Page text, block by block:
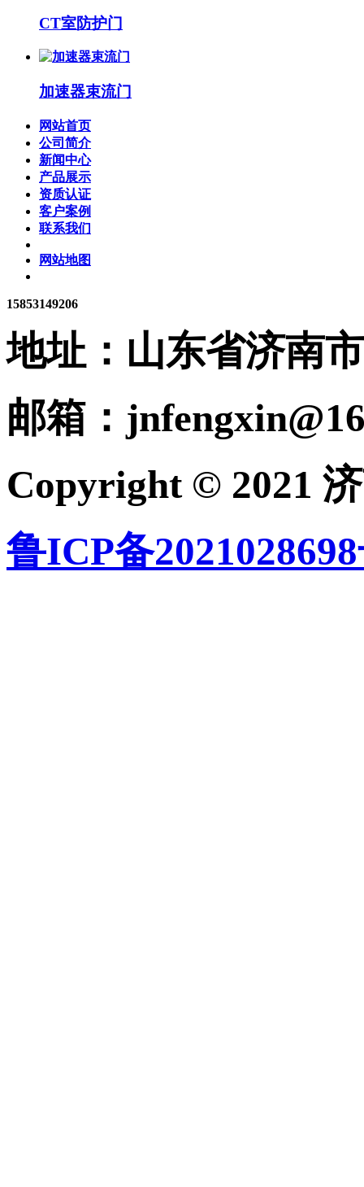
CT室防护门
加速器束流门
网站首页
公司简介
新闻中心
产品展示
资质认证
客户案例
联系我们
网站地图
15853149206
地址： 山东省济南
邮箱：
Copyright © 2021
鲁ICP备